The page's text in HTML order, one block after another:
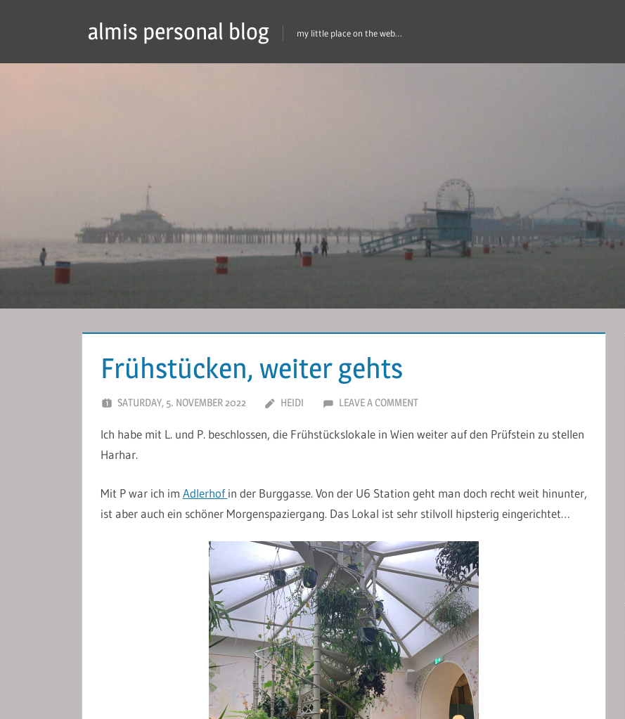
almis personal blog my little place on the web…
Frühstücken, weiter gehts
SATURDAY, 5. NOVEMBER 2022 HEIDI LEAVE A COMMENT
Ich habe mit L. und P. beschlossen, die Frühstückslokale in Wien weiter auf den Prüfstein zu stellen
Harhar.
Mit P war ich im Adlerhofin der Burggasse. Von der U6 Station geht man doch recht weit hinunter,
ist aber auch ein schöner Morgenspaziergang. Das Lokal ist sehr stilvoll hipsterig eingerichtet…